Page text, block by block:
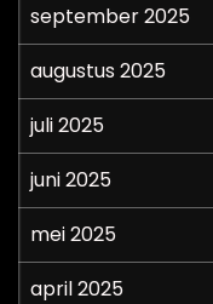
september 2025
augustus 2025
juli 2025
juni 2025
mei 2025
april 2025